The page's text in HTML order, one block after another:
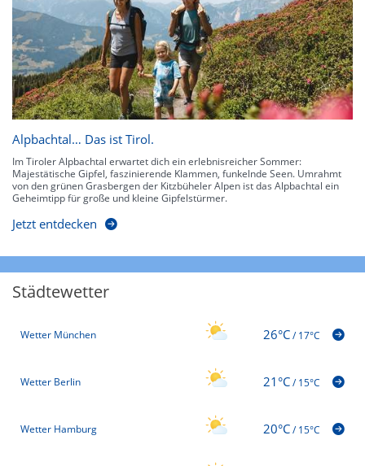
Alpbachtal… Das ist Tirol.
Im Tiroler Alpbachtal erwartet dich ein erlebnisreicher Sommer:
Majestätische Gipfel, faszinierende Klammen, funkelnde Seen. Umrahmt
von den grünen Grasbergen der Kitzbüheler Alpen ist das Alpbachtal ein
Geheimtipp für große und kleine Gipfelstürmer.
Jetzt entdecken
Städtewetter
Wetter München 26°C/17°C
Wetter Berlin 21°C/15°C
Wetter Hamburg 20°C/15°C